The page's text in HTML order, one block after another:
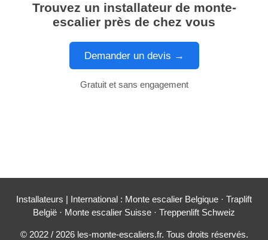
Trouvez un installateur de monte-
escalier près de chez vous
Demander un devis →
Gratuit et sans engagement
Installateurs | International : Monte escalier Belgique · Traplift
België · Monte escalier Suisse · Treppenlift Schweiz
© 2022 / 2026 les-monte-escaliers.fr. Tous droits réservés.